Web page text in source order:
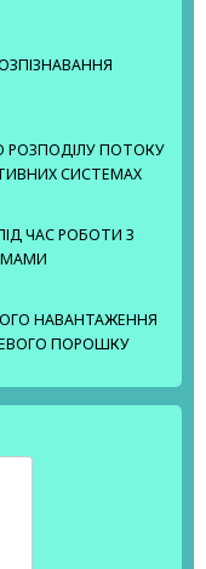
ПОТОКУ
СИСТЕМАХ
ЧАС РОБОТИ З
НАВАНТАЖЕННЯ
ПОРОШКУ